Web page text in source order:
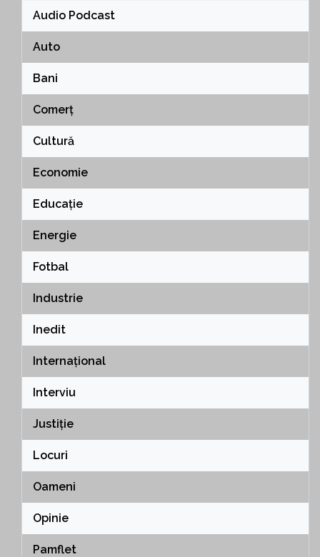
Audio Podcast
Auto
Bani
Comerț
Cultură
Economie
Educație
Energie
Fotbal
Industrie
Inedit
Internațional
Interviu
Justiție
Locuri
Oameni
Opinie
Pamflet